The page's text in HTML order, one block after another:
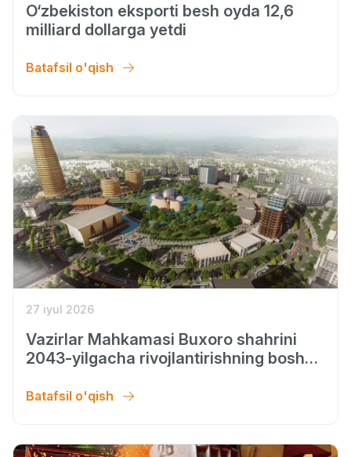
O‘zbekiston eksporti besh oyda 12,6
milliard dollarga yetdi
Batafsil o'qish
27 iyul 2026
Vazirlar Mahkamasi Buxoro shahrini
2043-yilgacha rivojlantirishning bosh
Batafsil o'qish